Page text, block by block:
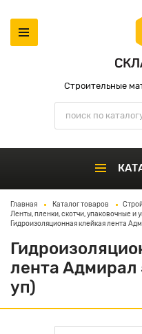
Строительные
Главная Каталог товаров
Ленты, пленки, скотчи, упаковочные и
Гидроизоляционная клейкая лента
лента
уп)